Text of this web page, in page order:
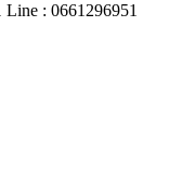
: 0661296951